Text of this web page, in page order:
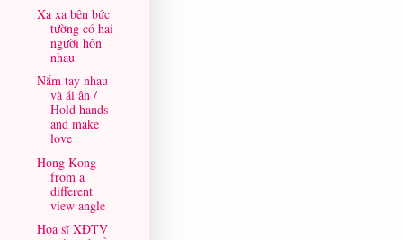
Xa xa bên bức
tường có hai
người hôn
nhau
Nắm tay nhau
và ái ân /
Hold hands
and make
love
Hong Kong
from a
different
view angle
Họa sĩ XĐTV